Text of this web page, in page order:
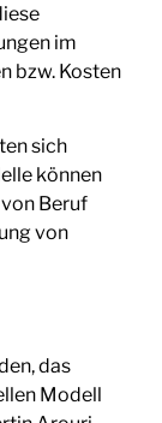
im
bzw. Kosten
sich
können
Beruf
von
das
Modell